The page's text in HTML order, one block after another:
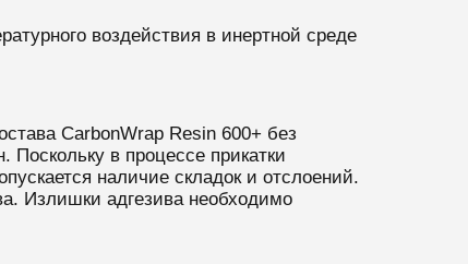
воздействия в инертной среде
CarbonWrap Resin 600+ без
Поскольку в процессе прикатки
наличие складок и отслоений.
Излишки адгезива необходимо